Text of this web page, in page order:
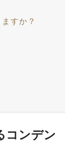
すか？
コンデン